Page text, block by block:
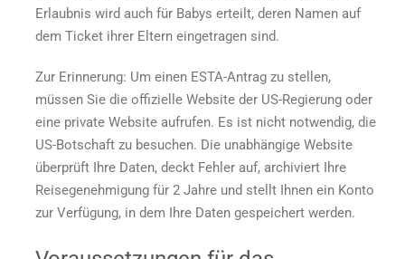
Erlaubnis wird auch für Babys erteilt, deren Namen auf
dem Ticket ihrer Eltern eingetragen sind.
Zur Erinnerung: Um einen ESTA-Antrag zu stellen,
müssen Sie die offizielle Website der US-Regierung oder
eine private Website aufrufen. Es ist nicht notwendig, die
US-Botschaft zu besuchen. Die unabhängige Website
überprüft Ihre Daten, deckt Fehler auf, archiviert Ihre
Reisegenehmigung für 2 Jahre und stellt Ihnen ein Konto
zur Verfügung, in dem Ihre Daten gespeichert werden.